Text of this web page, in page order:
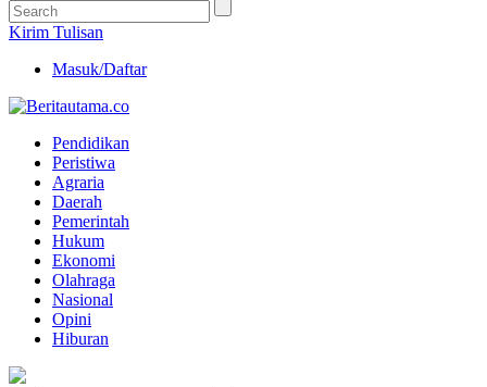
Kirim Tulisan
Masuk/Daftar
Pendidikan
Peristiwa
Agraria
Daerah
Pemerintah
Hukum
Ekonomi
Olahraga
Nasional
Opini
Hiburan